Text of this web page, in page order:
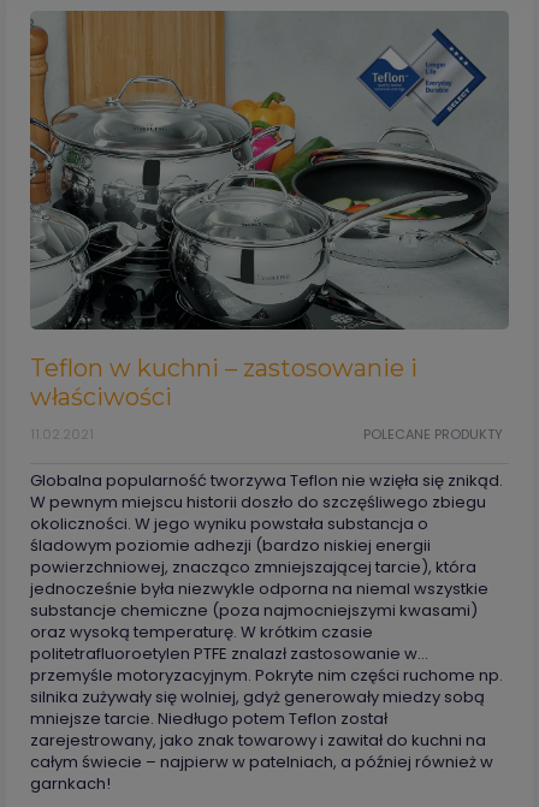
Teflon w kuchni – zastosowanie i
właściwości
POLECANE PRODUKTY
11.02.2021
Globalna popularność tworzywa Teflon nie wzięła się znikąd.
W pewnym miejscu historii doszło do szczęśliwego zbiegu
okoliczności. W jego wyniku powstała substancja o
śladowym poziomie adhezji (bardzo niskiej energii
powierzchniowej, znacząco zmniejszającej tarcie), która
jednocześnie była niezwykle odporna na niemal wszystkie
substancje chemiczne (poza najmocniejszymi kwasami)
oraz wysoką temperaturę. W krótkim czasie
politetrafluoroetylen PTFE znalazł zastosowanie w…
przemyśle motoryzacyjnym. Pokryte nim części ruchome np.
silnika zużywały się wolniej, gdyż generowały miedzy sobą
mniejsze tarcie. Niedługo potem Teflon został
zarejestrowany, jako znak towarowy i zawitał do kuchni na
całym świecie – najpierw w patelniach, a później również w
garnkach!